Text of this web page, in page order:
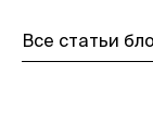
Все статьи